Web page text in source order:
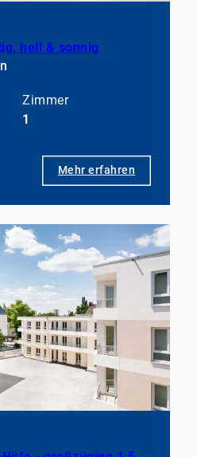
hell & sonnig
Zimmer
1
Mehr erfahren